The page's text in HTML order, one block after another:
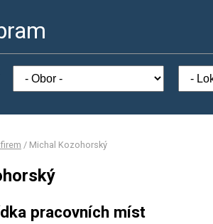
/ Michal Kozohorský
pracovních míst